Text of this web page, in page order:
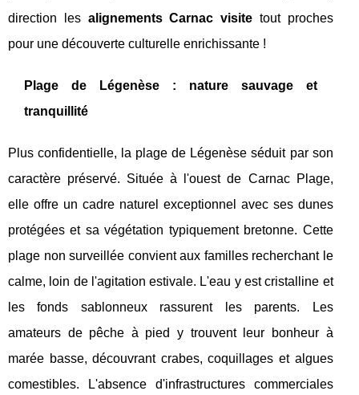
direction les alignements Carnac visite tout proches
pour une découverte culturelle enrichissante !
Plage de Légenèse : nature sauvage et
tranquillité
Plus confidentielle, la plage de Légenèse séduit par son
caractère préservé. Située à l'ouest de Carnac Plage,
elle offre un cadre naturel exceptionnel avec ses dunes
protégées et sa végétation typiquement bretonne. Cette
plage non surveillée convient aux familles recherchant le
calme, loin de l'agitation estivale. L'eau y est cristalline et
les fonds sablonneux rassurent les parents. Les
amateurs de pêche à pied y trouvent leur bonheur à
marée basse, découvrant crabes, coquillages et algues
comestibles. L'absence d'infrastructures commerciales